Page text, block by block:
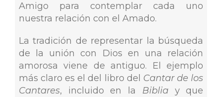
Amigo para contemplar cada uno
nuestra relación con el Amado.
La tradición de representar la búsqueda
de la unión con Dios en una relación
amorosa viene de antiguo. El ejemplo
más claro es el del libro del Cantar de los
Cantares, incluido en la Bibliay que